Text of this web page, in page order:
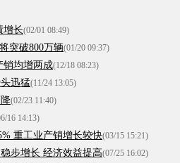
增长(02/01 08:49)
突破800万辆(01/20 09:37)
销均增两成(12/18 08:23)
迅猛(11/24 13:05)
(02/23 11:40)
16 14:13)
重工业产销增长较快(03/15 15:21)
步增长 经济效益提高(07/25 16:02)